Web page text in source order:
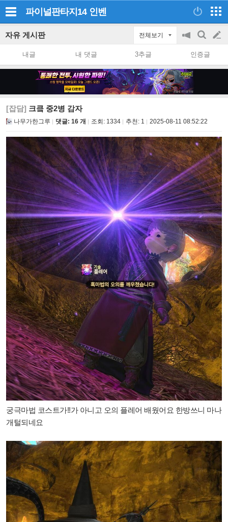
파이널판타지14 인벤
자유 게시판 전체보기
공
on/off
검
색
글
쓰
내글 내 댓글 3추글 인증글
[잡담] 크킄 중2병 감자
나무가한그루 댓글: 16 개 조회: 1334 추천: 1 2025-08-11 08:52:22
궁극마법 코스트가!!가 아니고 오의 플레어 배웠어요 한방쓰니 마나
개털되네요